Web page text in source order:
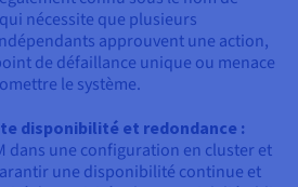
nécessite que plusieurs
approuvent une action,
de défaillance unique ou menace
le système.
disponibilité et redondance :
dans une configuration en cluster et
une disponibilité continue et